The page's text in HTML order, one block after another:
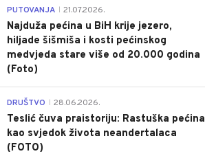
PUTOVANJA 21.07.2026.
Najduža pećina u BiH krije jezero,
hiljade šišmiša i kosti pećinskog
medvjeda stare više od 20.000 godina
(Foto)
DRUŠTVO 28.06.2026.
Teslić čuva praistoriju: Rastuška pećina
kao svjedok života neandertalaca
(FOTO)